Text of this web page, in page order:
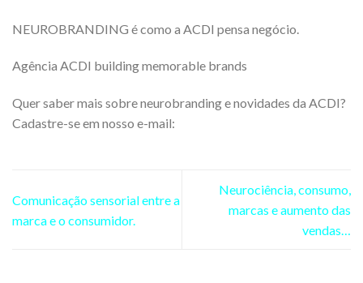
NEUROBRANDING é como a ACDI pensa negócio.
Agência ACDI building memorable brands
Quer saber mais sobre neurobranding e novidades da ACDI?
Cadastre-se em nosso e-mail:
Comunicação sensorial entre a
marca e o consumidor.
Neurociência, consumo,
marcas e aumento das
vendas…